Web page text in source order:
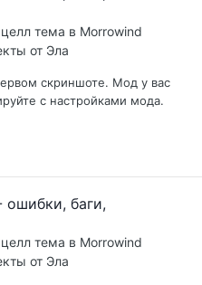
тема в Morrowind
от Эла
скриншоте. Мод у вас
с настройками мода.
ошибки, баги,
тема в Morrowind
от Эла